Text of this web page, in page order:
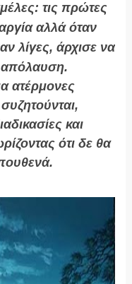
τις πρώτες
αλλά όταν
λίγες, άρχισε να
απόλαυση.
ατέρμονες
και
ότι δε θα